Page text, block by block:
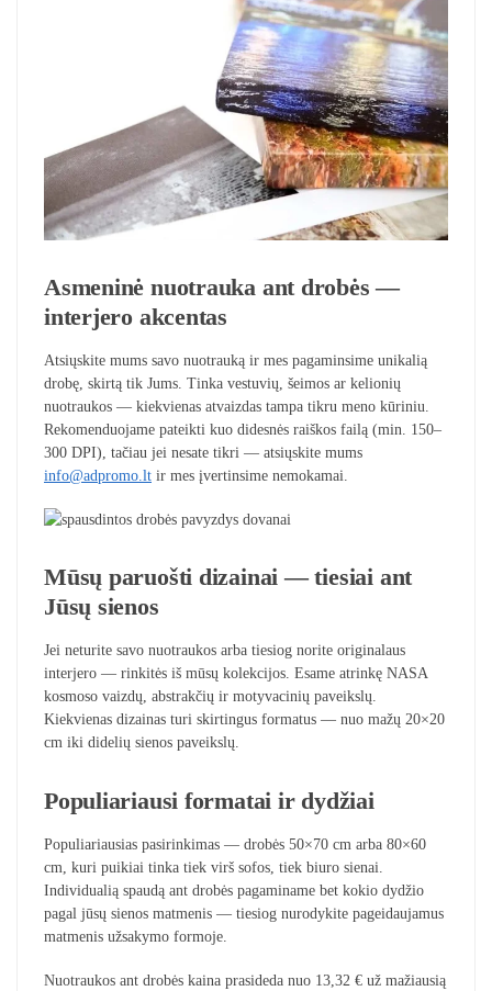
Asmeninė nuotrauka ant drobės —
interjero akcentas
Atsiųskite mums savo nuotrauką ir mes pagaminsime unikalią
drobę, skirtą tik Jums. Tinka vestuvių, šeimos ar kelionių
nuotraukos — kiekvienas atvaizdas tampa tikru meno kūriniu.
Rekomenduojame pateikti kuo didesnės raiškos failą (min. 150–
300 DPI), tačiau jei nesate tikri — atsiųskite mums
info@adpromo.lt ir mes įvertinsime nemokamai.
Mūsų paruošti dizainai — tiesiai ant
Jūsų sienos
Jei neturite savo nuotraukos arba tiesiog norite originalaus
interjero — rinkitės iš mūsų kolekcijos. Esame atrinkę NASA
kosmoso vaizdų, abstrakčių ir motyvacinių paveikslų.
Kiekvienas dizainas turi skirtingus formatus — nuo mažų 20×20
cm iki didelių sienos paveikslų.
Populiariausi formatai ir dydžiai
Populiariausias pasirinkimas — drobės 50×70 cm arba 80×60
cm, kuri puikiai tinka tiek virš sofos, tiek biuro sienai.
Individualią spaudą ant drobės pagaminame bet kokio dydžio
pagal jūsų sienos matmenis — tiesiog nurodykite pageidaujamus
matmenis užsakymo formoje.
Nuotraukos ant drobės kaina prasideda nuo 13,32 € už mažiausią